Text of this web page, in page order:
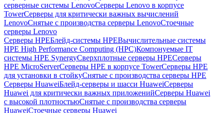
серверные системы LenovoСерверы Lenovo в корпусе
TowerСерверы для критически важных вычислений
LenovoСнятые с производства серверы LenovoСтоечные
серверы Lenovo
Серверы HPEБлейд-системы HPEВычислительные системы
HPE High Performance Computing (HPC)Компонуемые IT
системы HPE SynergyСверхплотные серверы HPEСерверы
HPE MicroServerСерверы HPE в корпусе TowerСерверы HPE
для установки в стойкуСнятые с производства серверы HPE
Серверы HuaweiБлейд-серверы и шасси HuaweiСерверы
Huawei для критически важных приложенийСерверы Huawei
с высокой плотностьюСнятые с производства серверы
HuaweiСтоечные серверы Huawei